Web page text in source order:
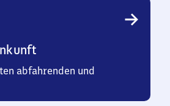
abfahrenden und